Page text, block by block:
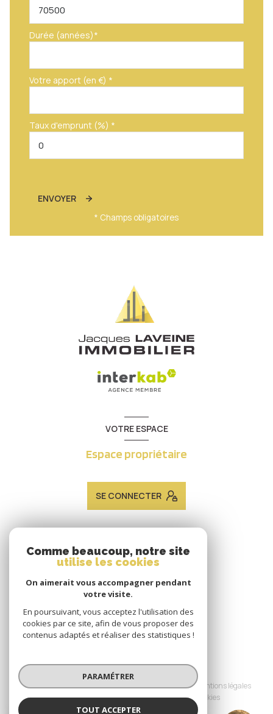
Durée (années)*
Votre apport (en €) *
Taux d'emprunt (%) *
ENVOYER
* Champs obligatoires
VOTRE ESPACE
Espace propriétaire
SE CONNECTER
ADHÉRENTS
Nous adhérons
Nos honoraires
Nos partenaires
Mentions légales
Admin
Politique RGPD Cookies
Comme beaucoup, notre site
utilise les cookies
On aimerait vous accompagner pendant
votre visite.
En poursuivant, vous acceptez l'utilisation des
cookies par ce site, afin de vous proposer des
contenus adaptés et réaliser des statistiques !
PARAMÉTRER
TOUT ACCEPTER